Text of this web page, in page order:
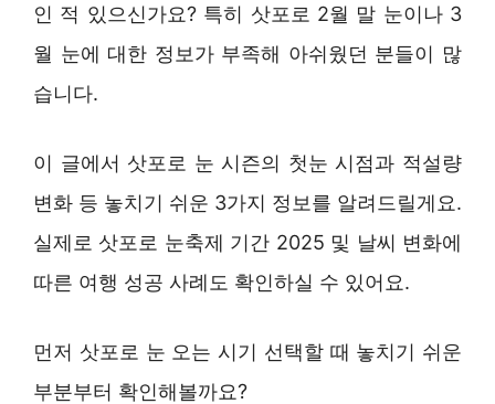
인 적 있으신가요? 특히 삿포로 2월 말 눈이나 3
월 눈에 대한 정보가 부족해 아쉬웠던 분들이 많
습니다.
이 글에서 삿포로 눈 시즌의 첫눈 시점과 적설량
변화 등 놓치기 쉬운 3가지 정보를 알려드릴게요.
실제로 삿포로 눈축제 기간 2025 및 날씨 변화에
따른 여행 성공 사례도 확인하실 수 있어요.
먼저 삿포로 눈 오는 시기 선택할 때 놓치기 쉬운
부분부터 확인해볼까요?